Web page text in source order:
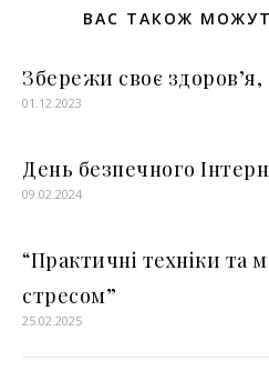
ВАС ТАКОЖ
Збережи своє здоров’я,
01.12.2023
День безпечного
09.02.2024
“Практичні техніки та
стресом”
25.02.2025